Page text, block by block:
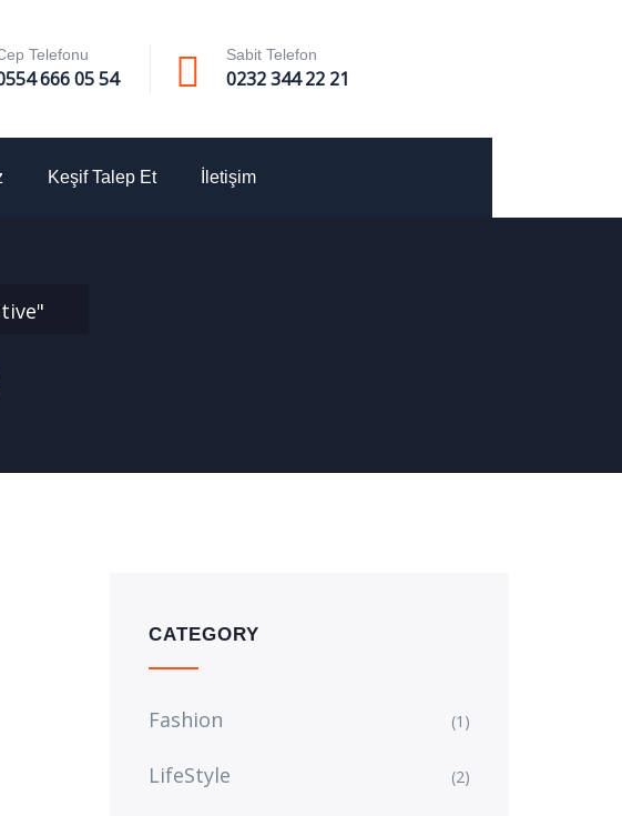
Telefonu
666 05 54
Sabit Telefon
0232 344 22 21
Keşif Talep Et İletişim
CATEGORY
Fashion (1)
LifeStyle (2)